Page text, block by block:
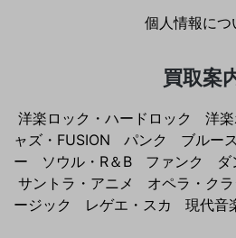
個人情報につ
買取案
洋楽ロック・ハードロック 洋
ャズ・FUSION
パンク ブルース
ー
ソウル・R＆B ファンク
サントラ・アニメ
オペラ・ク
ージック
レゲエ・スカ 現代音